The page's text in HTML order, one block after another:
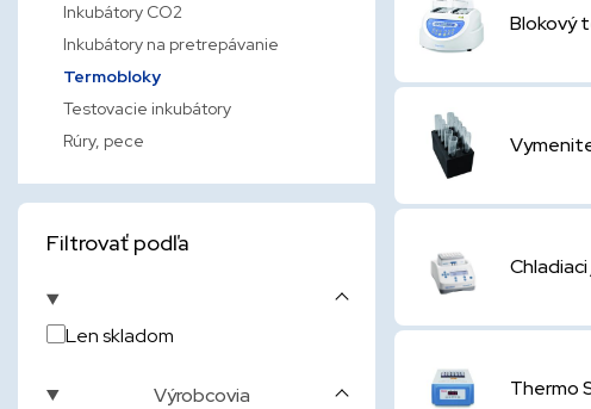
Inkubátory CO2
Inkubátory na pretrepávanie
Termobloky
Testovacie inkubátory
Rúry, pece
Filtrovať podľa
Len skladom
Výrobcovia
Blokový
Thermo